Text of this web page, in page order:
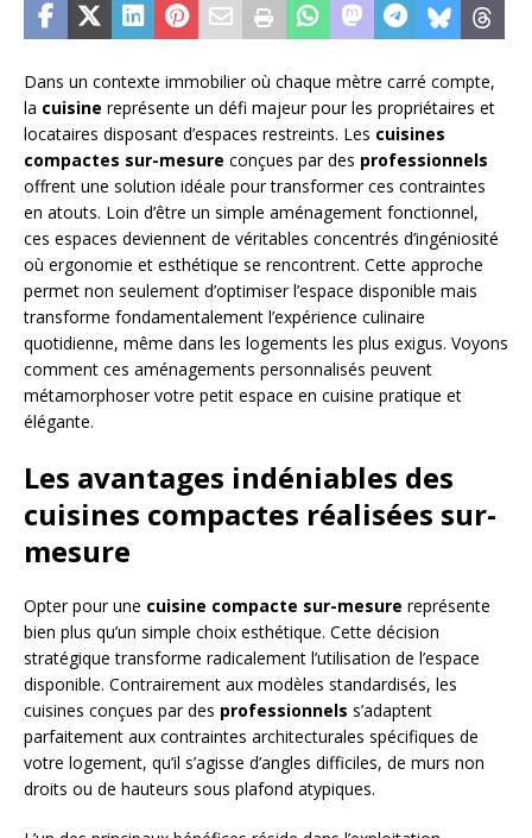
Dans un contexte immobilier où chaque mètre carré compte,
la cuisine représente un défi majeur pour les propriétaires et
locataires disposant d’espaces restreints. Les cuisines
compactes sur-mesure conçues par des professionnels
offrent une solution idéale pour transformer ces contraintes
en atouts. Loin d’être un simple aménagement fonctionnel,
ces espaces deviennent de véritables concentrés d’ingéniosité
où ergonomie et esthétique se rencontrent. Cette approche
permet non seulement d’optimiser l’espace disponible mais
transforme fondamentalement l’expérience culinaire
quotidienne, même dans les logements les plus exigus. Voyons
comment ces aménagements personnalisés peuvent
métamorphoser votre petit espace en cuisine pratique et
élégante.
Les avantages indéniables des
cuisines compactes réalisées sur-
mesure
Opter pour une cuisine compacte sur-mesure représente
bien plus qu’un simple choix esthétique. Cette décision
stratégique transforme radicalement l’utilisation de l’espace
disponible. Contrairement aux modèles standardisés, les
cuisines conçues par des professionnels s’adaptent
parfaitement aux contraintes architecturales spécifiques de
votre logement, qu’il s’agisse d’angles difficiles, de murs non
droits ou de hauteurs sous plafond atypiques.